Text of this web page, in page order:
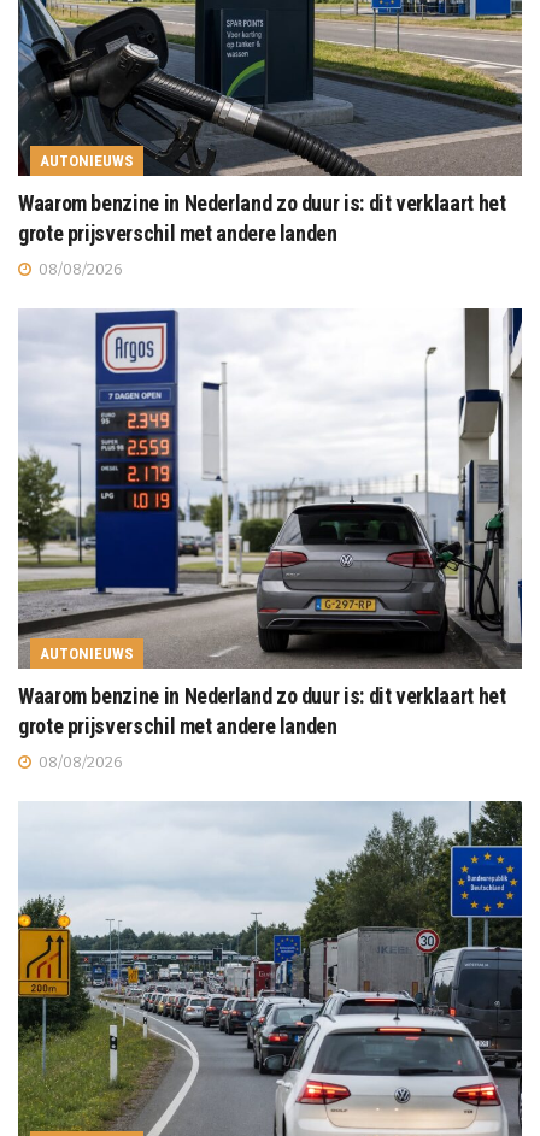
AUTONIEUWS
Waarom benzine in Nederland zo duur is: dit verklaart het
grote prijsverschil met andere landen
08/08/2026
AUTONIEUWS
Waarom benzine in Nederland zo duur is: dit verklaart het
grote prijsverschil met andere landen
08/08/2026